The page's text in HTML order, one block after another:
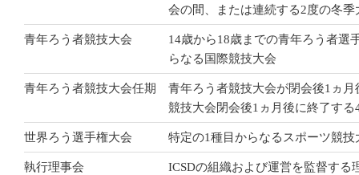
会の間、または連続する2度の冬
青年ろう者競技大会
14歳から18歳までの青年ろう者選
らなる国際競技大会
青年ろう者競技大会任期
青年ろう者競技大会が閉会後1ヵ
競技大会閉会後1ヵ月後に終了する
世界ろう選手権大会 特定の1種目からなるスポーツ競技
執行理事会 ICSDの組織および運営を監督する